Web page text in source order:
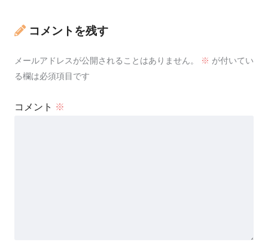
コメントを残す
メールアドレスが公開されることはありません。 ※ が付いてい
る欄は必須項目です
コメント ※